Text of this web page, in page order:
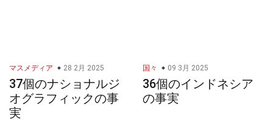
マスメディア 28 2月 2025
37個のナショナルジ
オグラフィックの事
実
国々 09 3月 2025
36個のインドネシア
の事実